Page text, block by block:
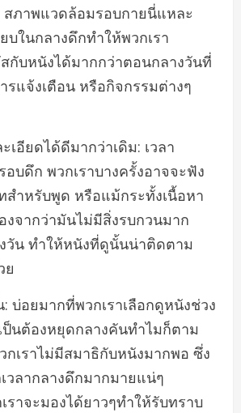
สภาพแวดล้อมรอบกายนี่แหละ
บในกลางดึกทำให้พวกเรา
กับหนังได้มากกว่าตอนกลางวันที่
รแจ้งเตือน หรือกิจกรรมต่างๆ
เอียดได้ดีมากว่าเดิม: เวลา
อบดึก พวกเราบางครั้งอาจจะฟัง
สำหรับพูด หรือแม้กระทั้งเนื้อหา
งจากว่ามันไม่มีสิ่งรบกวนมาก
วัน ทำให้หนังที่ดูนั้นน่าติดตาม
ย
บ่อยมากที่พวกเราเลือกดูหนังช่วง
ป็นต้องหยุดกลางคันทำไมก็ตาม
เราไม่มีสมาธิกับหนังมากพอ ซึ่ง
วลากลางดึกมากมายแน่ๆ
ราจะมองได้ยาวๆทำให้รับทราบ